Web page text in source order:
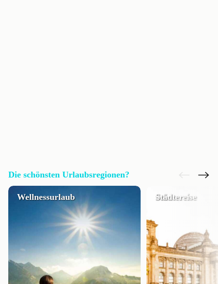
Die schönsten Urlaubsregionen?
Wellnessurlaub Städtereise